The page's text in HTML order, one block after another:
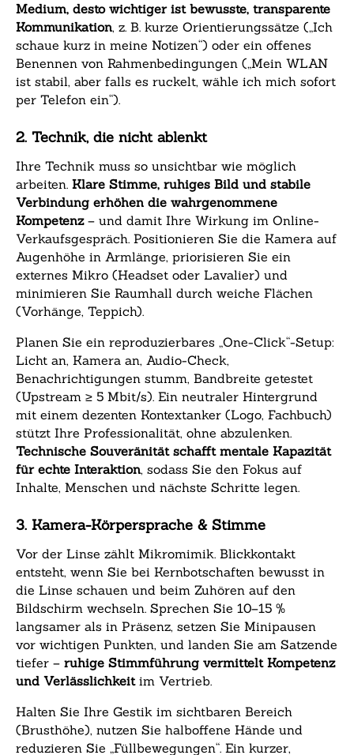
Medium, desto wichtiger ist bewusste, transparente
Kommunikation, z. B. kurze Orientierungssätze („Ich
schaue kurz in meine Notizen“) oder ein offenes
Benennen von Rahmenbedingungen („Mein WLAN
ist stabil, aber falls es ruckelt, wähle ich mich sofort
per Telefon ein“).
2. Technik, die nicht ablenkt
Ihre Technik muss so unsichtbar wie möglich
arbeiten. Klare Stimme, ruhiges Bild und stabile
Verbindung erhöhen die wahrgenommene
Kompetenz– und damit Ihre Wirkung im Online-
Verkaufsgespräch. Positionieren Sie die Kamera auf
Augenhöhe in Armlänge, priorisieren Sie ein
externes Mikro (Headset oder Lavalier) und
minimieren Sie Raumhall durch weiche Flächen
(Vorhänge, Teppich).
Planen Sie ein reproduzierbares „One-Click“-Setup:
Licht an, Kamera an, Audio-Check,
Benachrichtigungen stumm, Bandbreite getestet
(Upstream ≥ 5 Mbit/s). Ein neutraler Hintergrund
mit einem dezenten Kontextanker (Logo, Fachbuch)
stützt Ihre Professionalität, ohne abzulenken.
Technische Souveränität schafft mentale Kapazität
für echte Interaktion, sodass Sie den Fokus auf
Inhalte, Menschen und nächste Schritte legen.
3. Kamera-Körpersprache & Stimme
Vor der Linse zählt Mikromimik. Blickkontakt
entsteht, wenn Sie bei Kernbotschaften bewusst in
die Linse schauen und beim Zuhören auf den
Bildschirm wechseln. Sprechen Sie 10–15 %
langsamer als in Präsenz, setzen Sie Minipausen
vor wichtigen Punkten, und landen Sie am Satzende
tiefer – ruhige Stimmführung vermittelt Kompetenz
und Verlässlichkeitim Vertrieb.
Halten Sie Ihre Gestik im sichtbaren Bereich
(Brusthöhe), nutzen Sie halboffene Hände und
reduzieren Sie „Füllbewegungen“. Ein kurzer,